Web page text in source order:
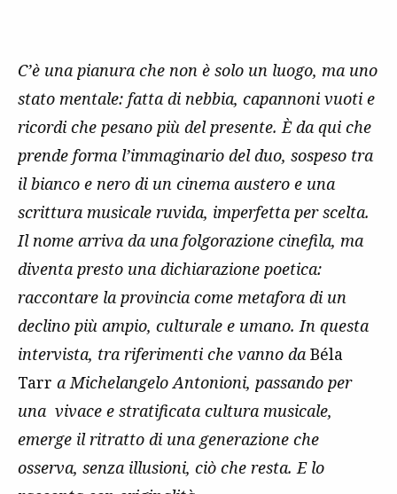
C’è una pianura che non è solo un luogo, ma uno
stato mentale: fatta di nebbia, capannoni vuoti e
ricordi che pesano più del presente. È da qui che
prende forma l’immaginario del duo, sospeso tra
il bianco e nero di un cinema austero e una
scrittura musicale ruvida, imperfetta per scelta.
Il nome arriva da una folgorazione cinefila, ma
diventa presto una dichiarazione poetica:
raccontare la provincia come metafora di un
declino più ampio, culturale e umano. In questa
intervista, tra riferimenti che vanno da Béla
Tarr a Michelangelo Antonioni, passando per
una vivace e stratificata cultura musicale,
emerge il ritratto di una generazione che
osserva, senza illusioni, ciò che resta. E lo